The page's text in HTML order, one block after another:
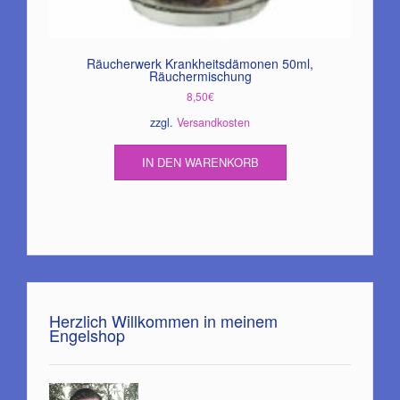
Räucherwerk Krankheitsdämonen 50ml,
Räuchermischung
8,50€
zzgl. Versandkosten
IN DEN WARENKORB
Herzlich Willkommen in meinem
Engelshop